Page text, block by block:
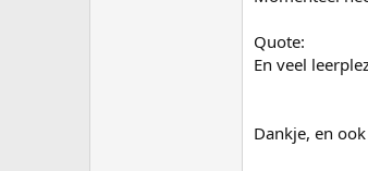
Quote:
En veel
Dankje, en